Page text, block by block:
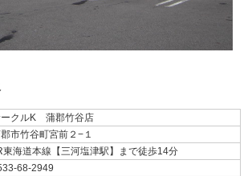
ークルK 蒲郡竹谷店
市竹谷町宮前２−１
東海道本線【三河塩津駅】まで徒歩14分
68-2949